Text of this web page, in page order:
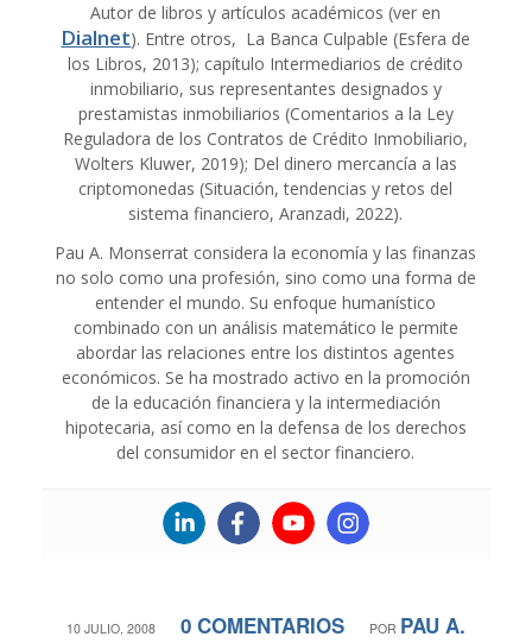
Autor de libros y artículos académicos (ver en
Dialnet). Entre otros, La Banca Culpable (Esfera de
los Libros, 2013); capítulo Intermediarios de crédito
inmobiliario, sus representantes designados y
prestamistas inmobiliarios (Comentarios a la Ley
Reguladora de los Contratos de Crédito Inmobiliario,
Wolters Kluwer, 2019); Del dinero mercancía a las
criptomonedas (Situación, tendencias y retos del
sistema financiero, Aranzadi, 2022).
Pau A. Monserrat considera la economía y las finanzas
no solo como una profesión, sino como una forma de
entender el mundo. Su enfoque humanístico
combinado con un análisis matemático le permite
abordar las relaciones entre los distintos agentes
económicos. Se ha mostrado activo en la promoción
de la educación financiera y la intermediación
hipotecaria, así como en la defensa de los derechos
del consumidor en el sector financiero.
10 JULIO, 2008
/ 0 COMENTARIOS
/ POR PAU A.